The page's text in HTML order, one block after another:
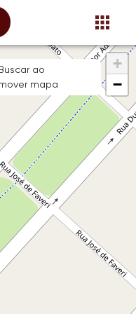
+
−
ao
mapa